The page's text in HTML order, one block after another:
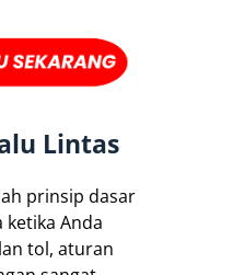
Lintas
prinsip dasar
Anda
tol, aturan